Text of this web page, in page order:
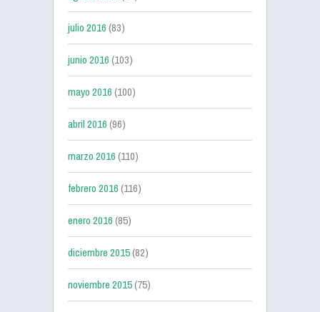
julio 2016(83)
junio 2016(103)
mayo 2016(100)
abril 2016(96)
marzo 2016(110)
febrero 2016(116)
enero 2016(85)
diciembre 2015(82)
noviembre 2015(75)